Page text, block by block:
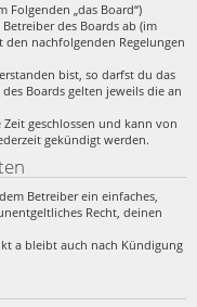
Folgenden „das Board“)
des Boards ab (im
den nachfolgenden Regelungen
bist, so darfst du das
Boards gelten jeweils die an
geschlossen und kann von
gekündigt werden.
Betreiber ein einfaches,
Recht, deinen
a bleibt auch nach Kündigung